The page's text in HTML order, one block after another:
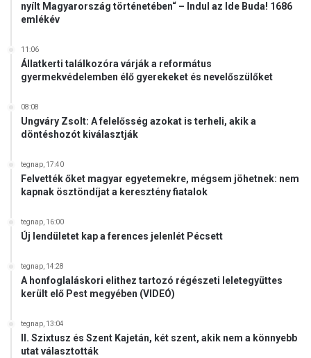
nyílt Magyarország történetében“ – Indul az Ide Buda! 1686
emlékév
11:06
Állatkerti találkozóra várják a református
gyermekvédelemben élő gyerekeket és nevelőszülőket
08:08
Ungváry Zsolt: A felelősség azokat is terheli, akik a
döntéshozót kiválasztják
tegnap, 17:40
Felvették őket magyar egyetemekre, mégsem jöhetnek: nem
kapnak ösztöndíjat a keresztény fiatalok
tegnap, 16:00
Új lendületet kap a ferences jelenlét Pécsett
tegnap, 14:28
A honfoglaláskori elithez tartozó régészeti leletegyüttes
került elő Pest megyében (VIDEÓ)
tegnap, 13:04
II. Szixtusz és Szent Kajetán, két szent, akik nem a könnyebb
utat választották